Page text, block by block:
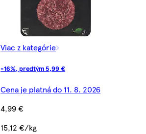
Viac z kategórie
-16%, predtým 5,99 €
Cena je platná do 11. 8. 2026
4,99 €
15,12 €/kg